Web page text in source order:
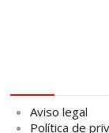
Aviso legal
Política de